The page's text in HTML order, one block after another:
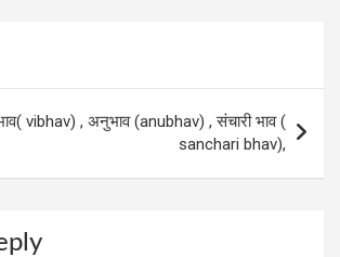
vibhav) , अनुभाव (anubhav) , संचारी भाव (
sanchari bhav),